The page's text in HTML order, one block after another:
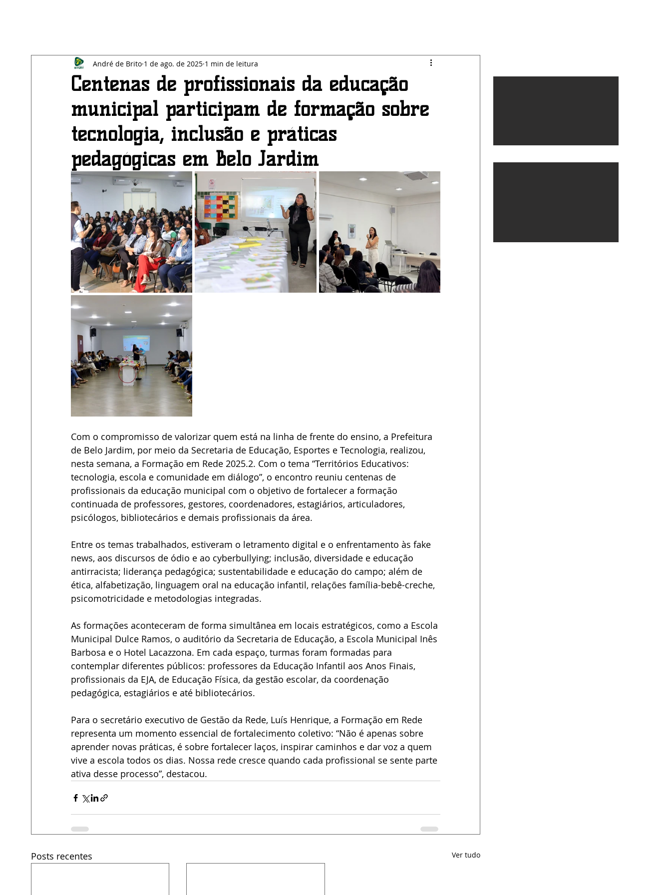
ECONOMIA AGRESTE
Centenas de profissionais da educação
municipal participam de formação sobre
tecnologia, inclusão e práticas
pedagógicas em Belo Jardim
André de Brito 1 de ago. de 2025 1 min de leitura
Com o compromisso de valorizar quem está na linha de frente do ensino, a Prefeitura
de Belo Jardim, por meio da Secretaria de Educação, Esportes e Tecnologia, realizou,
nesta semana, a Formação em Rede 2025.2. Com o tema “Territórios Educativos:
tecnologia, escola e comunidade em diálogo”, o encontro reuniu centenas de
profissionais da educação municipal com o objetivo de fortalecer a formação
continuada de professores, gestores, coordenadores, estagiários, articuladores,
psicólogos, bibliotecários e demais profissionais da área.
Entre os temas trabalhados, estiveram o letramento digital e o enfrentamento às fake
news, aos discursos de ódio e ao cyberbullying; inclusão, diversidade e educação
antirracista; liderança pedagógica; sustentabilidade e educação do campo; além de
ética, alfabetização, linguagem oral na educação infantil, relações família-bebê-creche,
psicomotricidade e metodologias integradas.
As formações aconteceram de forma simultânea em locais estratégicos, como a Escola
Municipal Dulce Ramos, o auditório da Secretaria de Educação, a Escola Municipal Inês
Barbosa e o Hotel Lacazzona. Em cada espaço, turmas foram formadas para
contemplar diferentes públicos: professores da Educação Infantil aos Anos Finais,
profissionais da EJA, de Educação Física, da gestão escolar, da coordenação
pedagógica, estagiários e até bibliotecários.
Para o secretário executivo de Gestão da Rede, Luís Henrique, a Formação em Rede
representa um momento essencial de fortalecimento coletivo: “Não é apenas sobre
aprender novas práticas, é sobre fortalecer laços, inspirar caminhos e dar voz a quem
vive a escola todos os dias. Nossa rede cresce quando cada profissional se sente parte
ativa desse processo”, destacou.
Posts recentes Ver tudo